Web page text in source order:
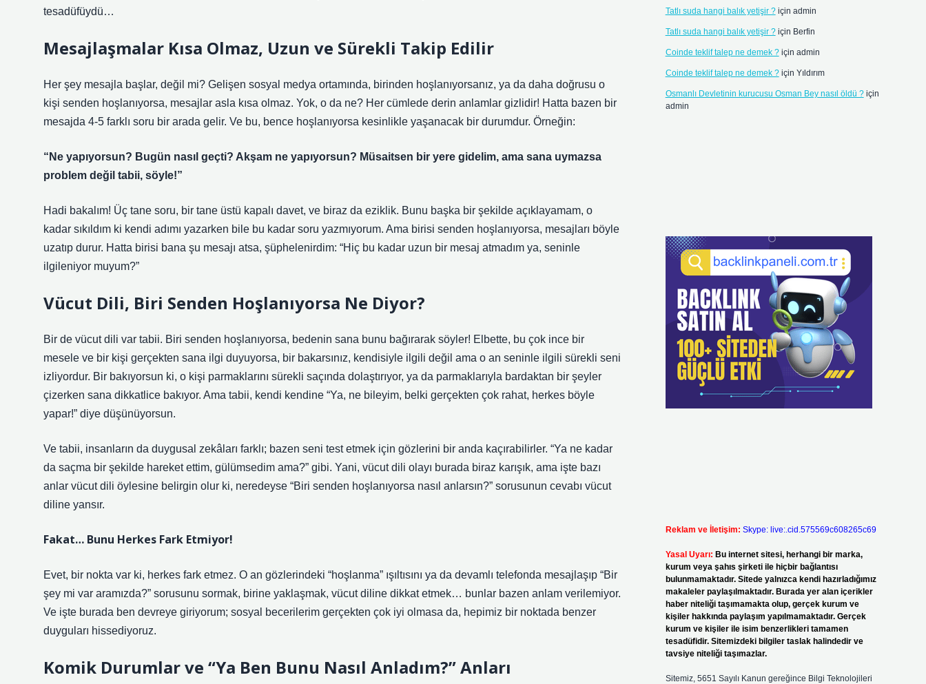
tesadüfüydü…
Mesajlaşmalar Kısa Olmaz, Uzun ve Sürekli Takip Edilir
Her şey mesajla başlar, değil mi? Gelişen sosyal medya ortamında, birinden hoşlanıyorsanız, ya da daha doğrusu o
kişi senden hoşlanıyorsa, mesajlar asla kısa olmaz. Yok, o da ne? Her cümlede derin anlamlar gizlidir! Hatta bazen bir
mesajda 4-5 farklı soru bir arada gelir. Ve bu, bence hoşlanıyorsa kesinlikle yaşanacak bir durumdur. Örneğin:
“Ne yapıyorsun? Bugün nasıl geçti? Akşam ne yapıyorsun? Müsaitsen bir yere gidelim, ama sana uymazsa
problem değil tabii, söyle!”
Hadi bakalım! Üç tane soru, bir tane üstü kapalı davet, ve biraz da eziklik. Bunu başka bir şekilde açıklayamam, o
kadar sıkıldım ki kendi adımı yazarken bile bu kadar soru yazmıyorum. Ama birisi senden hoşlanıyorsa, mesajları böyle
uzatıp durur. Hatta birisi bana şu mesajı atsa, şüphelenirdim: “Hiç bu kadar uzun bir mesaj atmadım ya, seninle
ilgileniyor muyum?”
Vücut Dili, Biri Senden Hoşlanıyorsa Ne Diyor?
Bir de vücut dili var tabii. Biri senden hoşlanıyorsa, bedenin sana bunu bağırarak söyler! Elbette, bu çok ince bir
mesele ve bir kişi gerçekten sana ilgi duyuyorsa, bir bakarsınız, kendisiyle ilgili değil ama o an seninle ilgili sürekli seni
izliyordur. Bir bakıyorsun ki, o kişi parmaklarını sürekli saçında dolaştırıyor, ya da parmaklarıyla bardaktan bir şeyler
çizerken sana dikkatlice bakıyor. Ama tabii, kendi kendine “Ya, ne bileyim, belki gerçekten çok rahat, herkes böyle
yapar!” diye düşünüyorsun.
Ve tabii, insanların da duygusal zekâları farklı; bazen seni test etmek için gözlerini bir anda kaçırabilirler. “Ya ne kadar
da saçma bir şekilde hareket ettim, gülümsedim ama?” gibi. Yani, vücut dili olayı burada biraz karışık, ama işte bazı
anlar vücut dili öylesine belirgin olur ki, neredeyse “Biri senden hoşlanıyorsa nasıl anlarsın?” sorusunun cevabı vücut
diline yansır.
Fakat… Bunu Herkes Fark Etmiyor!
Evet, bir nokta var ki, herkes fark etmez. O an gözlerindeki “hoşlanma” ışıltısını ya da devamlı telefonda mesajlaşıp “Bir
şey mi var aramızda?” sorusunu sormak, birine yaklaşmak, vücut diline dikkat etmek… bunlar bazen anlam verilemiyor.
Ve işte burada ben devreye giriyorum; sosyal becerilerim gerçekten çok iyi olmasa da, hepimiz bir noktada benzer
duyguları hissediyoruz.
Komik Durumlar ve “Ya Ben Bunu Nasıl Anladım?” Anları
Tatlı suda hangi balık yetişir ?için admin
Tatlı suda hangi balık yetişir ?için Berfin
Coinde teklif talep ne demek ?için admin
Coinde teklif talep ne demek ?için Yıldırım
Osmanlı Devletinin kurucusu Osman Bey nasıl öldü ?için
admin
Reklam ve İletişim: Skype: live:.cid.575569c608265c69
Yasal Uyarı: Bu internet sitesi, herhangi bir marka,
kurum veya şahıs şirketi ile hiçbir bağlantısı
bulunmamaktadır. Sitede yalnızca kendi hazırladığımız
makaleler paylaşılmaktadır. Burada yer alan içerikler
haber niteliği taşımamakta olup, gerçek kurum ve
kişiler hakkında paylaşım yapılmamaktadır. Gerçek
kurum ve kişiler ile isim benzerlikleri tamamen
tesadüfidir. Sitemizdeki bilgiler taslak halindedir ve
tavsiye niteliği taşımazlar.
Sitemiz, 5651 Sayılı Kanun gereğince Bilgi Teknolojileri